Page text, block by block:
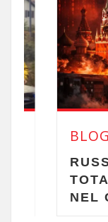
BLOG,
TOTALE
NEL